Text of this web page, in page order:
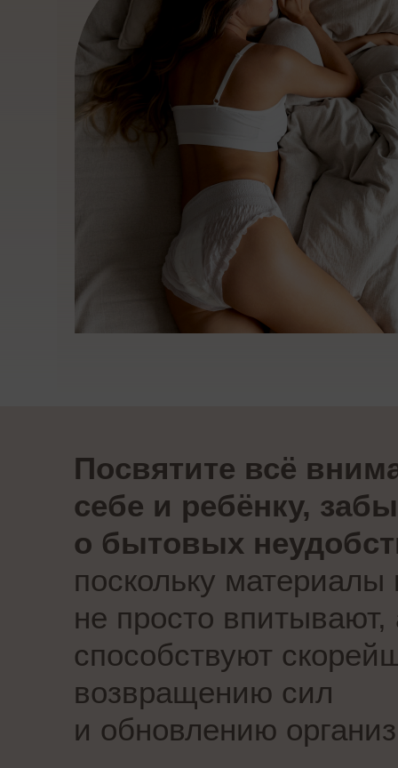
Посвятите всё
себе и ребёнку,
о бытовых
поскольку материалы
не просто впитывают,
способствуют
возвращению сил
и обновлению